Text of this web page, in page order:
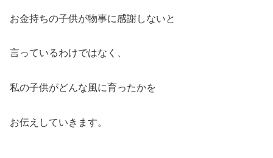
お金持ちの子供が物事に感謝しないと
言っているわけではなく、
私の子供がどんな風に育ったかを
お伝えしていきます。